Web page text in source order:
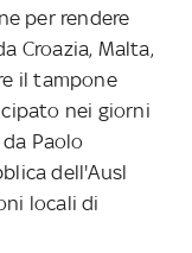
per rendere
Croazia, Malta,
il tampone
nei giorni
Paolo
dell'Ausl
locali di